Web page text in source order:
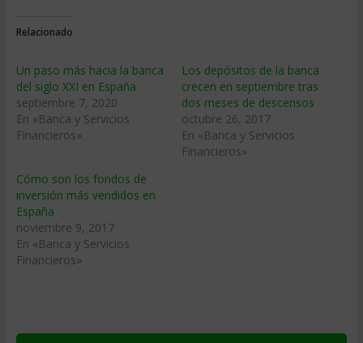
Relacionado
Un paso más hacia la banca
del siglo XXI en España
septiembre 7, 2020
En «Banca y Servicios
Financieros»
Los depósitos de la banca
crecen en septiembre tras
dos meses de descensos
octubre 26, 2017
En «Banca y Servicios
Financieros»
Cómo son los fondos de
inversión más vendidos en
España
noviembre 9, 2017
En «Banca y Servicios
Financieros»